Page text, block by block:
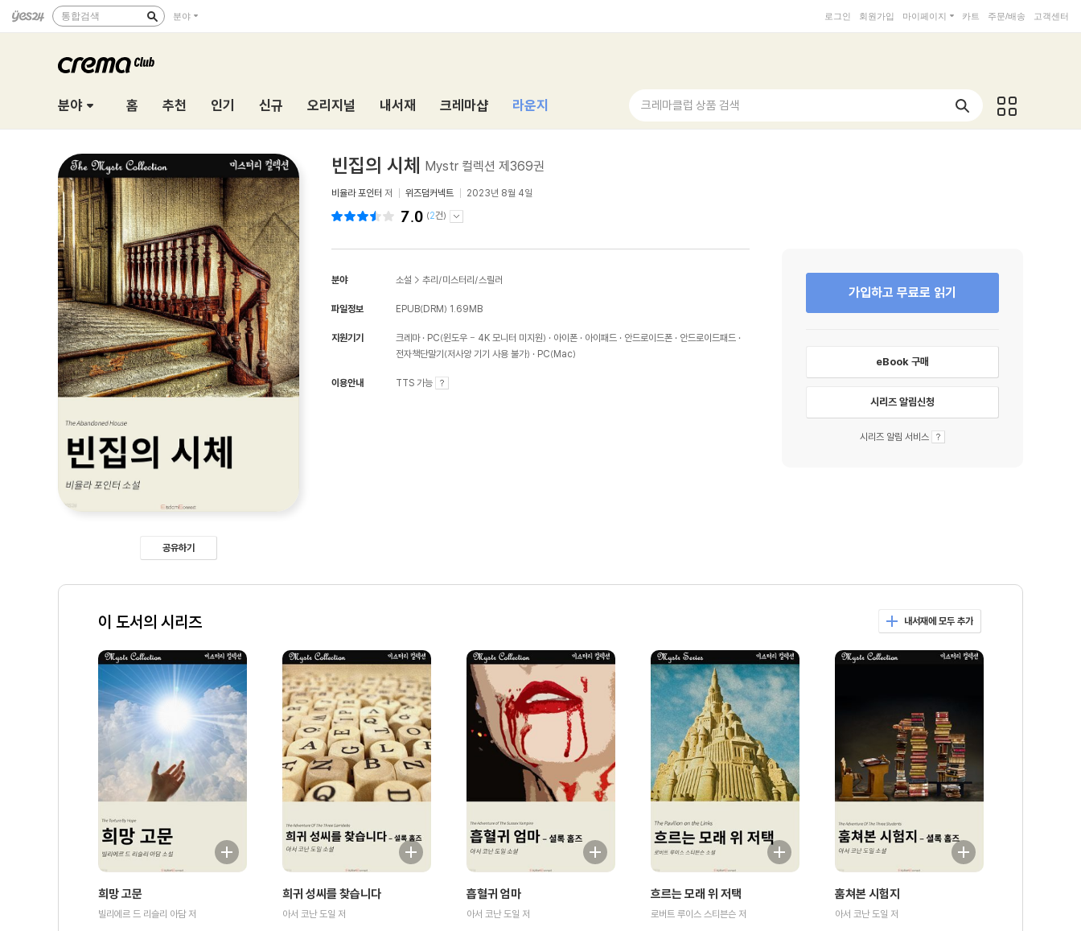
통합검색 분야 로그인 회원가입 마이페이지 카트 주문/배송 고객센터
분야 홈 추천 인기 신규 오리지널 내서재 크레마샵 라운지 크레마클럽 상품 검색
공유하기
빈집의 시체 Mystr 컬렉션 제369권
비율라 포인터 저 위즈덤커넥트 2023년 8월 4일
7.0 (2건)
분야 소설 > 추리/미스터리/스릴러
파일정보 EPUB(DRM) 1.69MB
지원기기 크레마 PC(윈도우 - 4K 모니터 미지원) 아이폰 아이패드 안드로이드폰
안드로이드패드
전자책단말기(저사양 기기 사용 불가)
PC(Mac)
이용안내 TTS 가능
가입하고 무료로 읽기
eBook 구매
시리즈 알림신청
시리즈 알림 서비스
이 도서의 시리즈 내서재에 모두 추가
희망 고문
빌리에르 드 리슬리 아담 저
희귀 성씨를 찾습니다
아서 코난 도일 저
흡혈귀 엄마
아서 코난 도일 저
흐르는 모래 위 저택
로버트 루이스 스티븐슨 저
훔쳐본 시험지
아서 코난 도일 저